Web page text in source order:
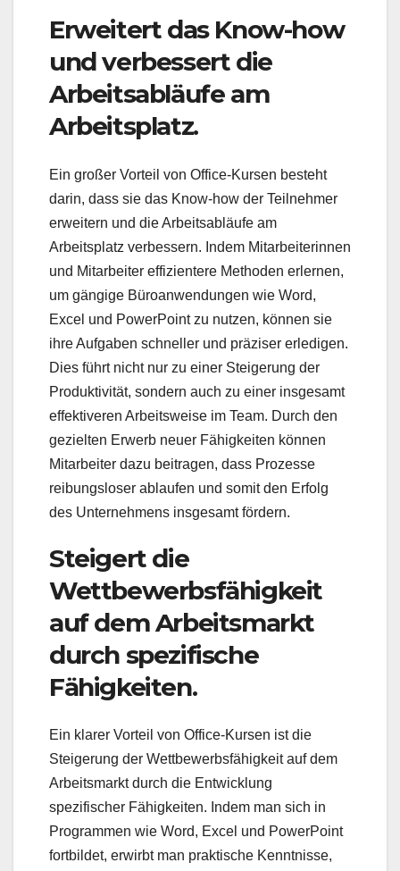
Erweitert das Know-how
und verbessert die
Arbeitsabläufe am
Arbeitsplatz.
Ein großer Vorteil von Office-Kursen besteht
darin, dass sie das Know-how der Teilnehmer
erweitern und die Arbeitsabläufe am
Arbeitsplatz verbessern. Indem Mitarbeiterinnen
und Mitarbeiter effizientere Methoden erlernen,
um gängige Büroanwendungen wie Word,
Excel und PowerPoint zu nutzen, können sie
ihre Aufgaben schneller und präziser erledigen.
Dies führt nicht nur zu einer Steigerung der
Produktivität, sondern auch zu einer insgesamt
effektiveren Arbeitsweise im Team. Durch den
gezielten Erwerb neuer Fähigkeiten können
Mitarbeiter dazu beitragen, dass Prozesse
reibungsloser ablaufen und somit den Erfolg
des Unternehmens insgesamt fördern.
Steigert die
Wettbewerbsfähigkeit
auf dem Arbeitsmarkt
durch spezifische
Fähigkeiten.
Ein klarer Vorteil von Office-Kursen ist die
Steigerung der Wettbewerbsfähigkeit auf dem
Arbeitsmarkt durch die Entwicklung
spezifischer Fähigkeiten. Indem man sich in
Programmen wie Word, Excel und PowerPoint
fortbildet, erwirbt man praktische Kenntnisse,